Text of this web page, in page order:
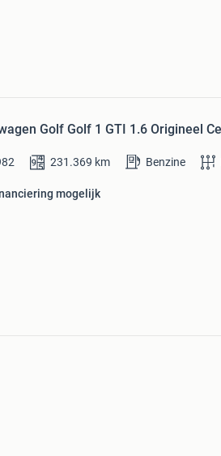
Golf Golf 1 GTI 1.6 Origineel
231.369 km Benzine
mogelijk